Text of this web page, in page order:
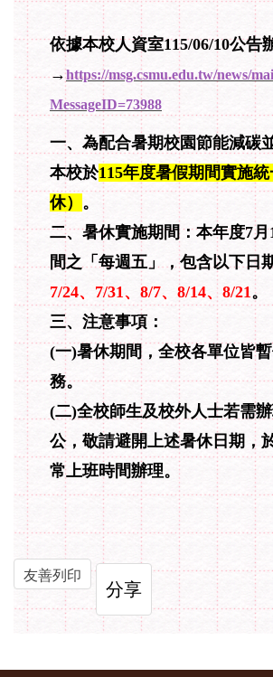
依據本校人資室115/06/10公告
→https://msg.csmu.edu.tw/news/
MessageID=73988
一、為配合暑期校園節能減碳
本校於115年度暑假期間實施
休） 。
二、暑休實施期間：本年度7月
間之「每週五」，包含以下日
7/24、7/31、8/7、8/14、8/21 。
三、注意事項：
(一)暑休期間，全校各單位皆
務。
(二)全校師生及校外人士若需
公，敬請避開上述暑休日期，
常上班時間辦理。
友善列印
分享